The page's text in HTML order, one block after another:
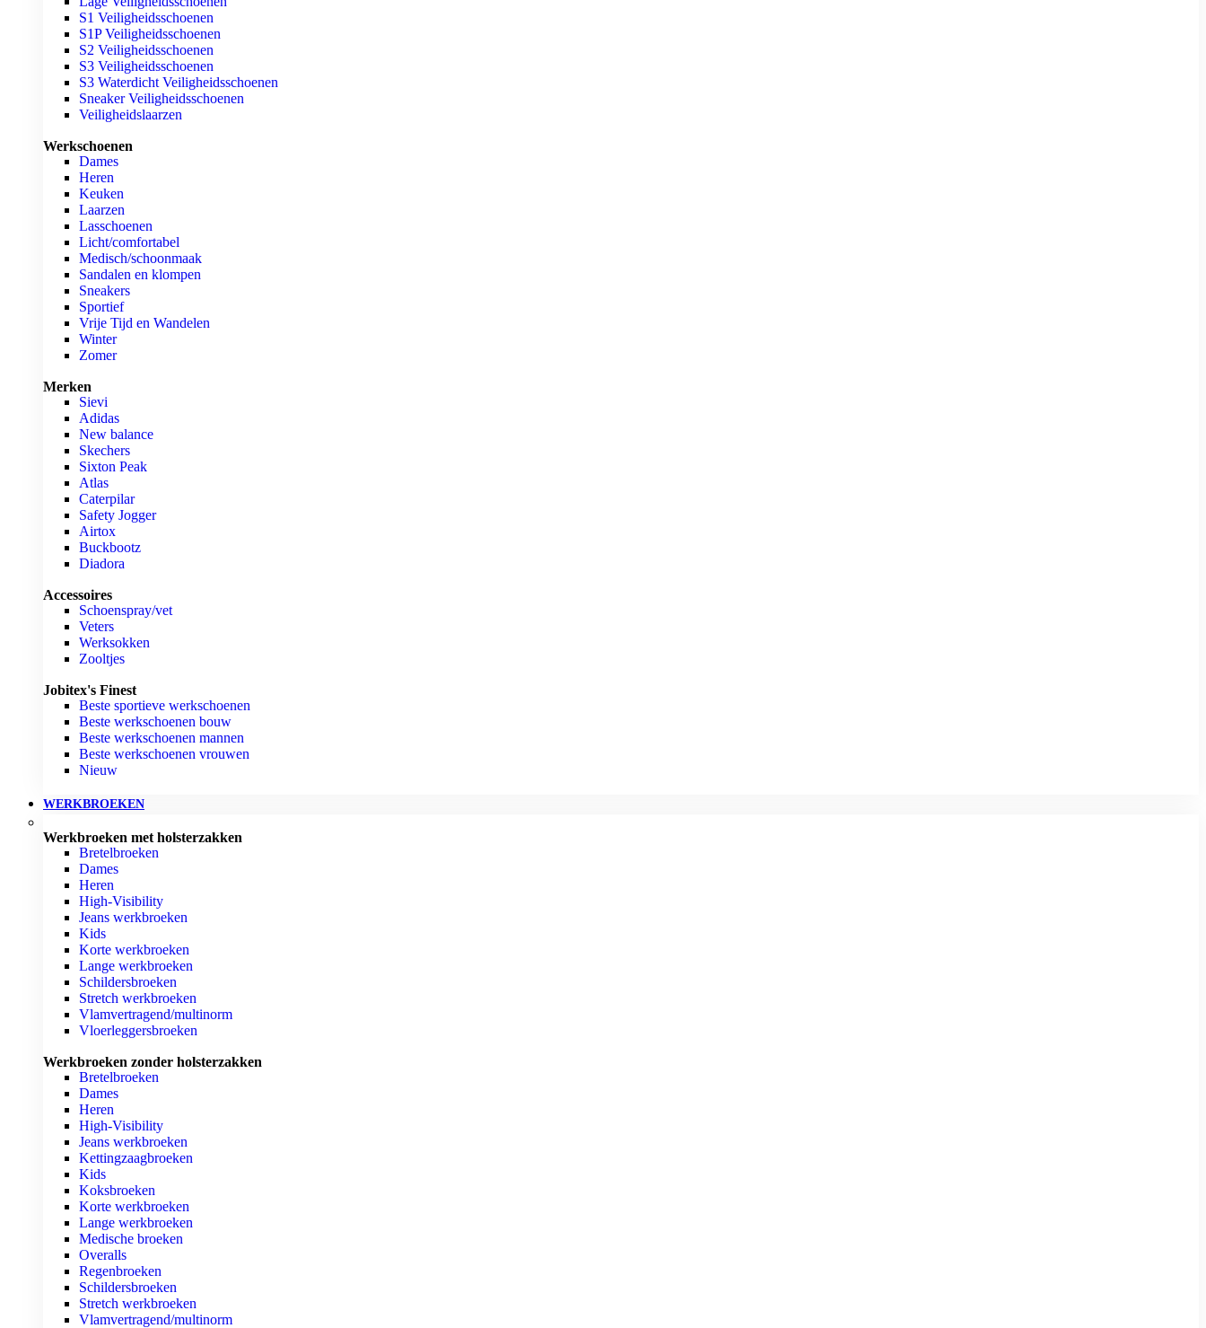
S1 Veiligheidsschoenen
S1P Veiligheidsschoenen
S2 Veiligheidsschoenen
S3 Veiligheidsschoenen
S3 Waterdicht Veiligheidsschoenen
Sneaker Veiligheidsschoenen
Veiligheidslaarzen
Werkschoenen
Dames
Heren
Keuken
Laarzen
Lasschoenen
Licht/comfortabel
Medisch/schoonmaak
Sandalen en klompen
Sneakers
Sportief
Vrije Tijd en Wandelen
Winter
Zomer
Merken
Sievi
Adidas
New balance
Skechers
Sixton Peak
Atlas
Caterpilar
Safety Jogger
Airtox
Buckbootz
Diadora
Accessoires
Schoenspray/vet
Veters
Werksokken
Zooltjes
Jobitex's Finest
Beste sportieve werkschoenen
Beste werkschoenen bouw
Beste werkschoenen mannen
Beste werkschoenen vrouwen
Nieuw
WERKBROEKEN
Werkbroeken met holsterzakken
Bretelbroeken
Dames
Heren
High-Visibility
Jeans werkbroeken
Kids
Korte werkbroeken
Lange werkbroeken
Schildersbroeken
Stretch werkbroeken
Vlamvertragend/multinorm
Vloerleggersbroeken
Werkbroeken zonder holsterzakken
Bretelbroeken
Dames
Heren
High-Visibility
Jeans werkbroeken
Kettingzaagbroeken
Kids
Koksbroeken
Korte werkbroeken
Lange werkbroeken
Medische broeken
Overalls
Regenbroeken
Schildersbroeken
Stretch werkbroeken
Vlamvertragend/multinorm